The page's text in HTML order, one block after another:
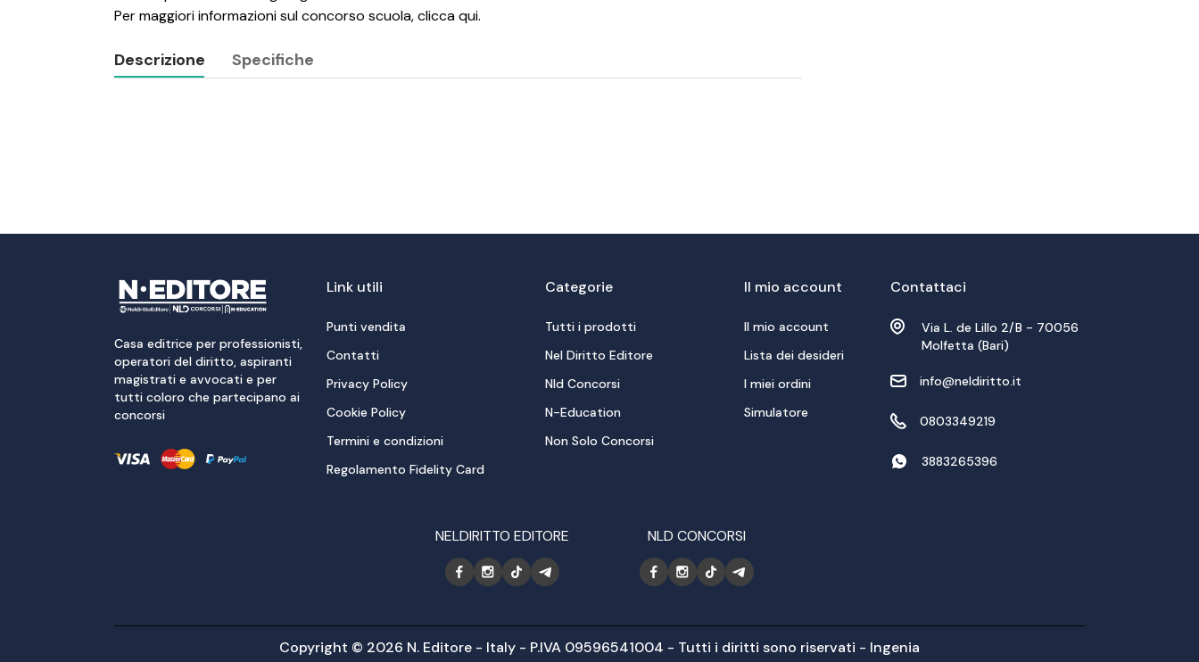
Per maggiori informazioni sul concorso scuola,clicca qui.
Descrizione Specifiche
Casa editrice per professionisti,
operatori del diritto, aspiranti
magistrati e avvocati e per
tutti coloro che partecipano ai
concorsi
Link utili
Punti vendita
Contatti
Privacy Policy
Cookie Policy
Termini e condizioni
Regolamento Fidelity Card
Categorie
Tutti i prodotti
Nel Diritto Editore
Nld Concorsi
N-Education
Non Solo Concorsi
Il mio account
Il mio account
Lista dei desideri
I miei ordini
Simulatore
Contattaci
Via L. de Lillo 2/B - 70056
Molfetta (Bari)
info@neldiritto.it
0803349219
3883265396
NELDIRITTO EDITORE NLD CONCORSI
Copyright © 2026 N. Editore - Italy - P.IVA 09596541004 - Tutti i diritti sono riservati - Ingenia